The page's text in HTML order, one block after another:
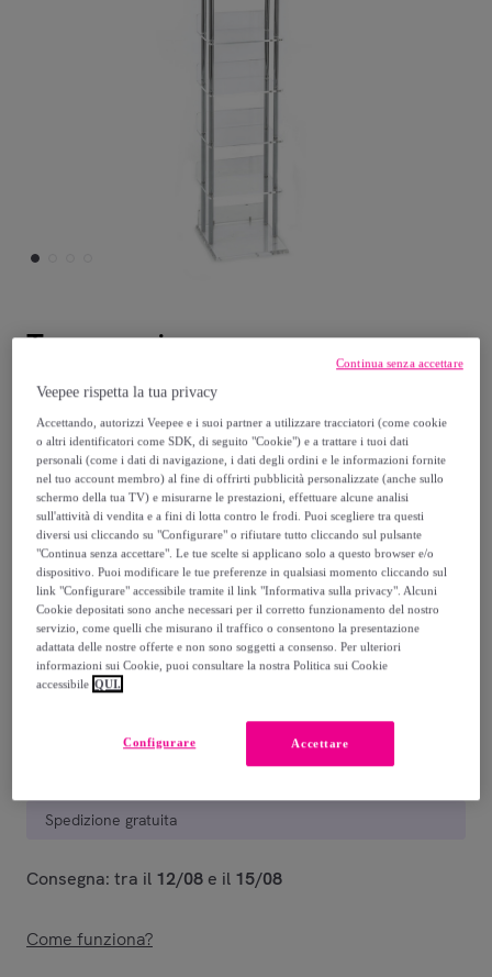
Tomasucci
TOMASUCCI porta CD a colonna LATINA
Transparente
Modello: TOMASUCCI porta CD a colonna
LATINA Transparente
141,99 €
241,00 €
-41%
Venduto daTomasucci
Spedizione gratuita
Consegna: tra il 12/08 e il 15/08
Come funziona?
Veepee rispetta la tua privacy
Accettando, autorizzi Veepee e i suoi partner a utilizzare tracciatori (come cookie
o altri identificatori come SDK, di seguito "Cookie") e a trattare i tuoi dati
personali (come i dati di navigazione, i dati degli ordini e le informazioni fornite
nel tuo account membro) al fine di offrirti pubblicità personalizzate (anche sullo
schermo della tua TV) e misurarne le prestazioni, effettuare alcune analisi
sull'attività di vendita e a fini di lotta contro le frodi. Puoi scegliere tra questi
diversi usi cliccando su "Configurare" o rifiutare tutto cliccando sul pulsante
"Continua senza accettare". Le tue scelte si applicano solo a questo browser e/o
dispositivo. Puoi modificare le tue preferenze in qualsiasi momento cliccando sul
link "Configurare" accessibile tramite il link "Informativa sulla privacy". Alcuni
Cookie depositati sono anche necessari per il corretto funzionamento del nostro
servizio, come quelli che misurano il traffico o consentono la presentazione
adattata delle nostre offerte e non sono soggetti a consenso. Per ulteriori
informazioni sui Cookie, puoi consultare la nostra Politica sui Cookie
accessibile QUI.
Accettare
Configurare
Continua senza accettare